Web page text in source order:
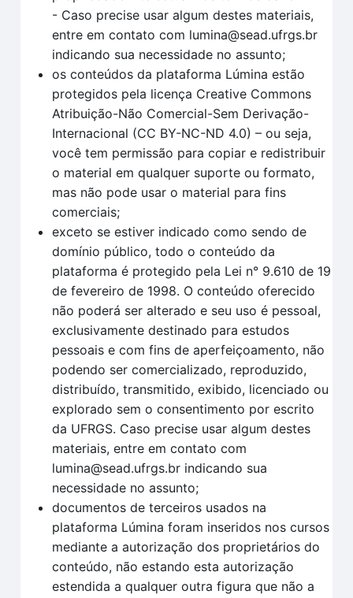
- Caso precise usar algum destes materiais,
entre em contato com lumina@sead.ufrgs.br
indicando sua necessidade no assunto;
os conteúdos da plataforma Lúmina estão
protegidos pela licença Creative Commons
Atribuição-Não Comercial-Sem Derivação-
Internacional (CC BY-NC-ND 4.0) – ou seja,
você tem permissão para copiar e redistribuir
o material em qualquer suporte ou formato,
mas não pode usar o material para fins
comerciais;
exceto se estiver indicado como sendo de
domínio público, todo o conteúdo da
plataforma é protegido pela Lei n° 9.610 de 19
de fevereiro de 1998. O conteúdo oferecido
não poderá ser alterado e seu uso é pessoal,
exclusivamente destinado para estudos
pessoais e com fins de aperfeiçoamento, não
podendo ser comercializado, reproduzido,
distribuído, transmitido, exibido, licenciado ou
explorado sem o consentimento por escrito
da UFRGS. Caso precise usar algum destes
materiais, entre em contato com
lumina@sead.ufrgs.br indicando sua
necessidade no assunto;
documentos de terceiros usados na
plataforma Lúmina foram inseridos nos cursos
mediante a autorização dos proprietários do
conteúdo, não estando esta autorização
estendida a qualquer outra figura que não a